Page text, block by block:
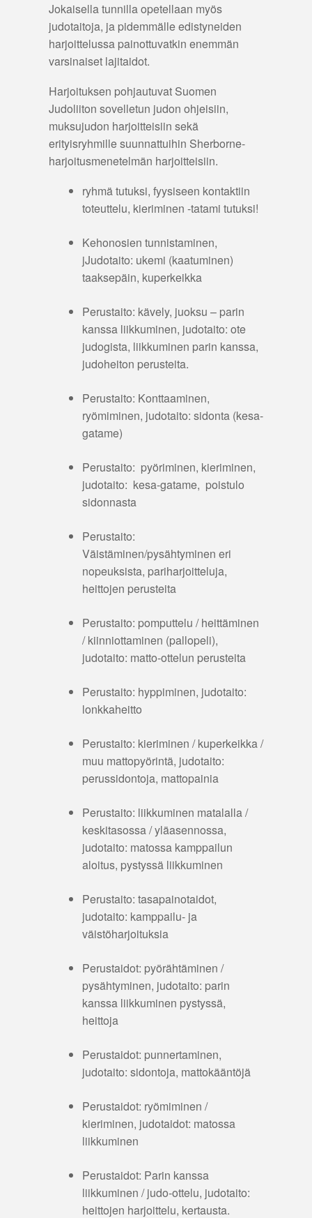
Jokaisella tunnilla opetellaan myös
judotaitoja, ja pidemmälle edistyneiden
harjoittelussa painottuvatkin enemmän
varsinaiset lajitaidot.
Harjoituksen pohjautuvat Suomen
Judoliiton sovelletun judon ohjeisiin,
muksujudon harjoitteisiin sekä
erityisryhmille suunnattuihin Sherborne-
harjoitusmenetelmän harjoitteisiin.
ryhmä tutuksi, fyysiseen kontaktiin
toteuttelu, kieriminen -tatami tutuksi!
Kehonosien tunnistaminen,
jJudotaito: ukemi (kaatuminen)
taaksepäin, kuperkeikka
Perustaito: kävely, juoksu – parin
kanssa liikkuminen, judotaito: ote
judogista, liikkuminen parin kanssa,
judoheiton perusteita.
Perustaito: Konttaaminen,
ryömiminen, judotaito: sidonta (kesa-
gatame)
Perustaito: pyöriminen, kieriminen,
judotaito: kesa-gatame, poistulo
sidonnasta
Perustaito:
Väistäminen/pysähtyminen eri
nopeuksista, pariharjoitteluja,
heittojen perusteita
Perustaito: pomputtelu / heittäminen
/ kiinniottaminen (pallopeli),
judotaito: matto-ottelun perusteita
Perustaito: hyppiminen, judotaito:
lonkkaheitto
Perustaito: kieriminen / kuperkeikka /
muu mattopyörintä, judotaito:
perussidontoja, mattopainia
Perustaito: liikkuminen matalalla /
keskitasossa / yläasennossa,
judotaito: matossa kamppailun
aloitus, pystyssä liikkuminen
Perustaito: tasapainotaidot,
judotaito: kamppailu- ja
väistöharjoituksia
Perustaidot: pyörähtäminen /
pysähtyminen, judotaito: parin
kanssa liikkuminen pystyssä,
heittoja
Perustaidot: punnertaminen,
judotaito: sidontoja, mattokääntöjä
Perustaidot: ryömiminen /
kieriminen, judotaidot: matossa
liikkuminen
Perustaidot: Parin kanssa
liikkuminen / judo-ottelu, judotaito:
heittojen harjoittelu, kertausta.